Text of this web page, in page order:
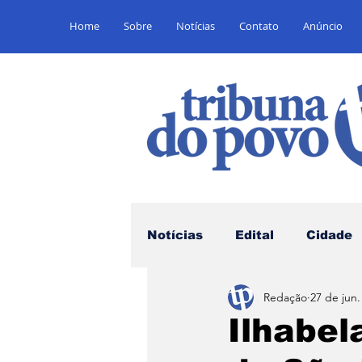
Home Sobre Notícias Contato Anúncio
Notícias Edital Cidade
Educação
Redação 27 de